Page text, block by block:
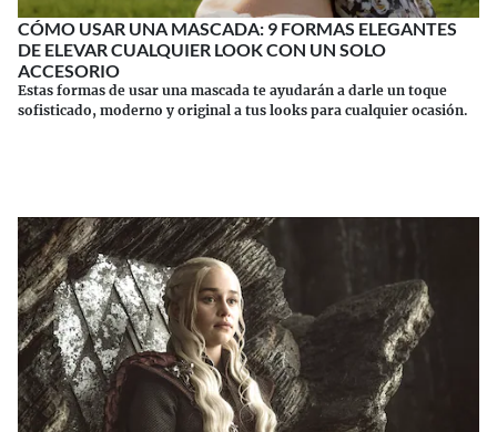
CÓMO USAR UNA MASCADA: 9 FORMAS ELEGANTES
DE ELEVAR CUALQUIER LOOK CON UN SOLO
ACCESORIO
Estas formas de usar una mascada te ayudarán a darle un toque
sofisticado, moderno y original a tus looks para cualquier ocasión.